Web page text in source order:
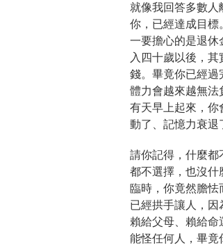
就像我回答多數
你，已經達成目標
一要擔心的是退休
入四十歲以後，
錢。畢竟你已經過
體力會越來越無法
有天早上起來，你
動了、記憶力衰退
請你記得，什麼都
都不選擇，也沒什
臨時，你竟然膽
已經拱手讓人，因
賴給父母、賴給
能怪任何人，畢竟